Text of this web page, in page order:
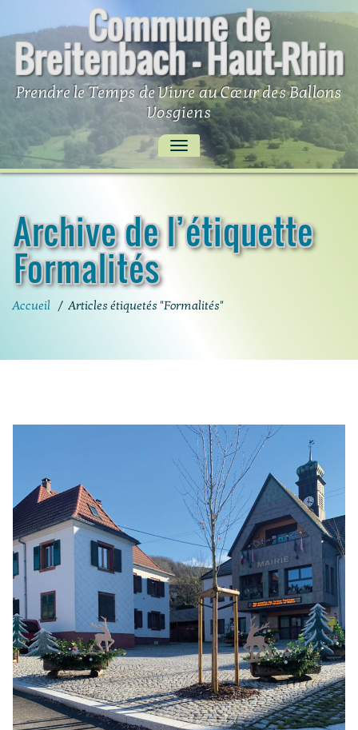
to
content
Commune de
Breitenbach – Haut-Rhin
Prendre le Temps de Vivre au Cœur des Ballons
Vosgiens
AFFICHER/MASQUER
LA
NAVIGATION
Archive de l’étiquette
Formalités
Accueil / Articles étiquetés "Formalités"